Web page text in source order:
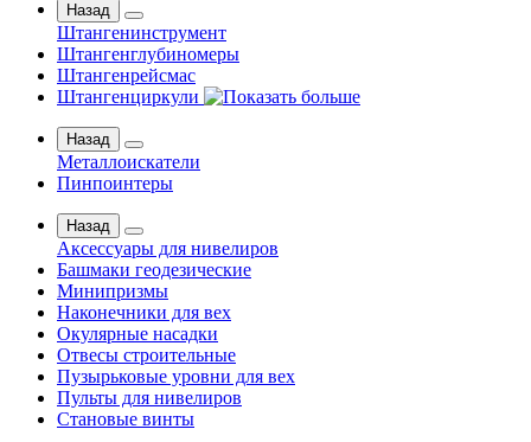
Назад
Штангенинструмент
Штангенглубиномеры
Штангенрейсмас
Штангенциркули
Назад
Металлоискатели
Пинпоинтеры
Назад
Аксессуары для нивелиров
Башмаки геодезические
Минипризмы
Наконечники для вех
Окулярные насадки
Отвесы строительные
Пузырьковые уровни для вех
Пульты для нивелиров
Становые винты